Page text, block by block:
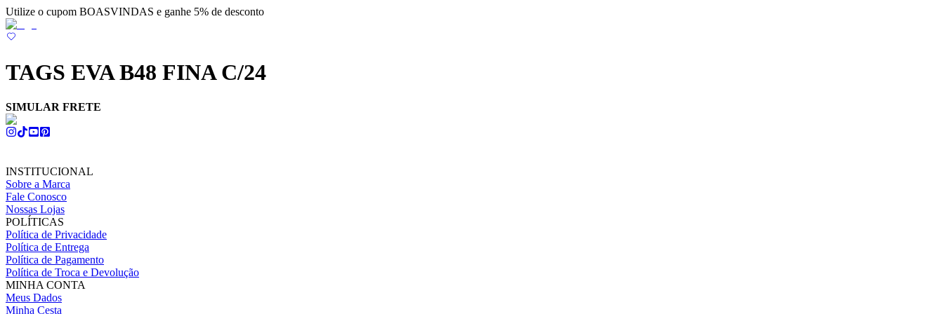
Utilize o cupom BOASVINDAS e ganhe 5% de desconto
TAGS EVA B48 FINA C/24
SIMULAR FRETE
INSTITUCIONAL
Sobre a Marca
Fale Conosco
Nossas Lojas
POLÍTICAS
Política de Privacidade
Política de Entrega
Política de Pagamento
Política de Troca e Devolução
MINHA CONTA
Meus Dados
Minha Cesta